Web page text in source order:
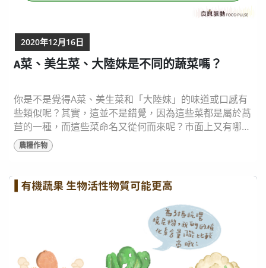
A菜、美生菜、大陸妹是不同的蔬菜嗎？
你是不是覺得A菜、美生菜和「大陸妹」的味道或口感有
些類似呢？其實，這並不是錯覺，因為這些菜都是屬於萵
苣的一種，而這些菜命名又從何而來呢？市面上又有哪些
農產品是同樣品種的呢？一起來認識這些同種但外觀不太
一樣的栽培種蔬菜。 照過來，這些都是萵苣家族！ 萵苣
家族，不過它們都屬於同一個物種，下列都是萵苣家族的
一員，你認識它們嗎？ A菜：尖葉萵苣，又稱為鴨仔...
農糧作物
2020年12月16日